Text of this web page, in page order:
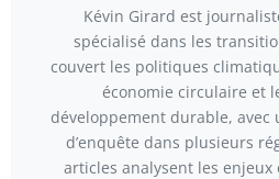
Kévin Girard est
spécialisé dans les
couvert les politiques
économie circulaire et
développement durable,
d’enquête dans plusieurs
articles analysent les